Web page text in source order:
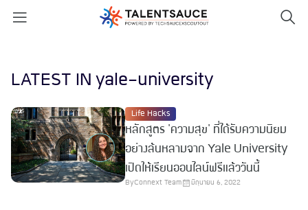
LATEST IN yale-university
Life Hacks
หลักสูตร 'ความสุข' ที่ได้รับความนิยม
อย่างล้นหลามจาก Yale University
เปิดให้เรียนออนไลน์ฟรีแล้ววันนี้
ByConnext Team มิถุนายน 6, 2022